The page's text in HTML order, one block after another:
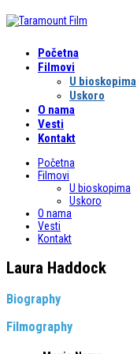
Početna
Filmovi
U bioskopima
Uskoro
O nama
Vesti
Kontakt
Početna
Filmovi
U bioskopima
Uskoro
O nama
Vesti
Kontakt
Laura Haddock
Biography
Filmography